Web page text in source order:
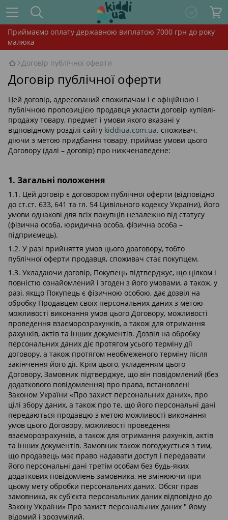
Приймаємо оплату державною виплатою 7000 грн до року
малюка
Договір публічної оферти
Договір публічної оферти
Цей договір, адресований споживачам і є офіційною і
публічною пропозицією продавця укласти договір купівлі-
продажу товару, предмет і умови якого вказані у
відповідному розділі сайту kiddiua.com.ua. споживач,
діючи з метою придбання товару, приймає умови цього
Договору (далі – договір) про нижченаведене:
1. Загальні положення
1.1. Цей договір є договором публічної оферти (відповідно
до ст.ст. 633, 641 та гл. 54 Цивільного кодексу України), його
умови однакові для всіх покупців незалежно від статусу
(фізична особа, юридична особа, фізична особа –
підприємець).
1.2. У разі прийняття умов цього доаговору, тобто
публічної оферти продавця, споживач стає покупцем.
1.3. Укладаючи договір, Покупець підтверджує, що цілком і
повністю ознайомлений і згоден з його умовами, а також, у
разі, якщо Покупець є фізичною особою, дає дозвіл на
обробку Продавцем своїх персональних даних з метою
можливості виконання умов цього Договору, можливості
проведення взаєморозрахунків, а також для отримання
рахунків, актів та інших документів. Дозвіл на обробку
персональних даних діє протягом усього терміну дії
договору, а також протягом необмеженого терміну після
закінчення його дії. Крім цього, укладенням цього
Договору, Замовник підтверджує, що він повідомлений (без
додаткового повідомлення) про права, встановлені
Законом України «Про захист персональних даних», про
цілі збору даних, а також про те, що його персональні дані
передаються продавцю з метою можливості виконання
умов цього Договору, можливості проведення
взаєморозрахунків, а також для отримання рахунків, актів
та інших документів. Замовник також погоджується з тим,
що продавець має право надавати доступ і передавати
його персональні дані третім особам без будь-яких
додаткових повідомлень замовника, не змінюючи при
цьому мету обробки персональних даних. Обсяг прав
замовника, як суб'єкта персональних даних відповідно до
Закону України» Про захист персональних даних " йому
відомий і зрозумілий.